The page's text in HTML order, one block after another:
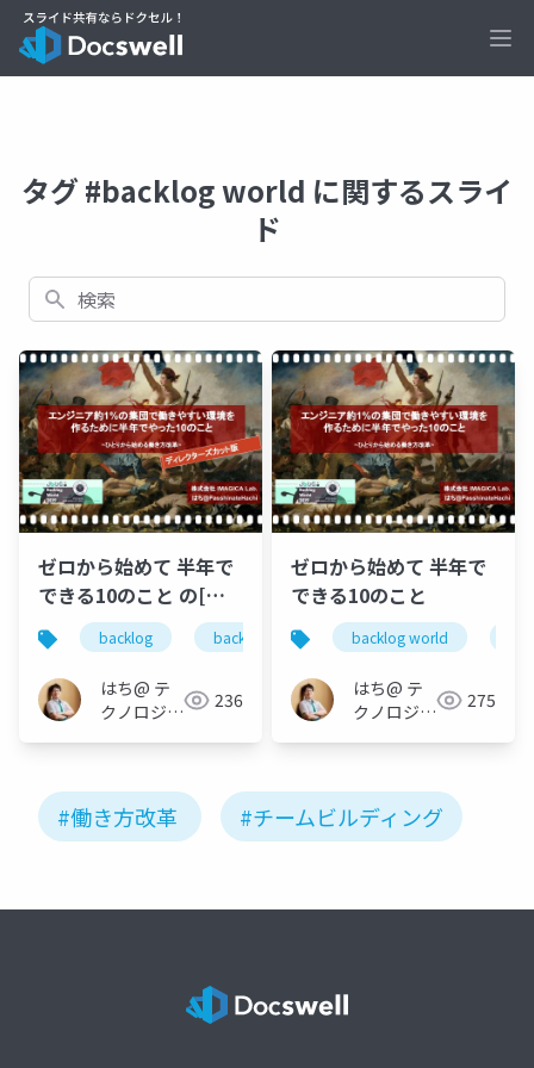
タグ #backlog world に関するスライ
ド
検索
ゼロから始めて 半年で
できる10のこと の[デ
ィレクターズカット版]
backlog backlog world 働き方改革
はち@ テ
クノロジー
236
ゼロから始めて 半年で
できる10のこと
backlog world
はち@ テ
クノロジー
275
#働き方改革 #チームビルディング